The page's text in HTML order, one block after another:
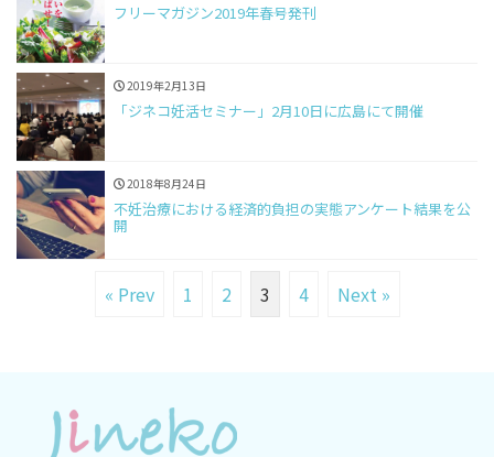
フリーマガジン2019年春号発刊
2019年2月13日
「ジネコ妊活セミナー」2月10日に広島にて開催
2018年8月24日
不妊治療における経済的負担の実態アンケート結果を公
開
« Prev 1 2 3 4 Next »